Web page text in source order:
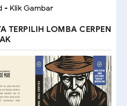
- Klik Gambar
TERPILIH LOMBA CERPEN